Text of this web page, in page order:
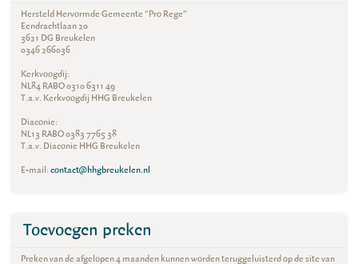
Hersteld Hervormde Gemeente "Pro Rege"
Eendrachtlaan 20
3621 DG Breukelen
0346 266036
Kerkvoogdij:
NL84 RABO 0310 6311 49
T.a.v. Kerkvoogdij HHG Breukelen
Diaconie:
NL13 RABO 0383 7765 38
T.a.v. Diaconie HHG Breukelen
E-mail:contact@hhgbreukelen.nl
Toevoegen preken
Preken van de afgelopen 4 maanden kunnen worden teruggeluisterd op de site van